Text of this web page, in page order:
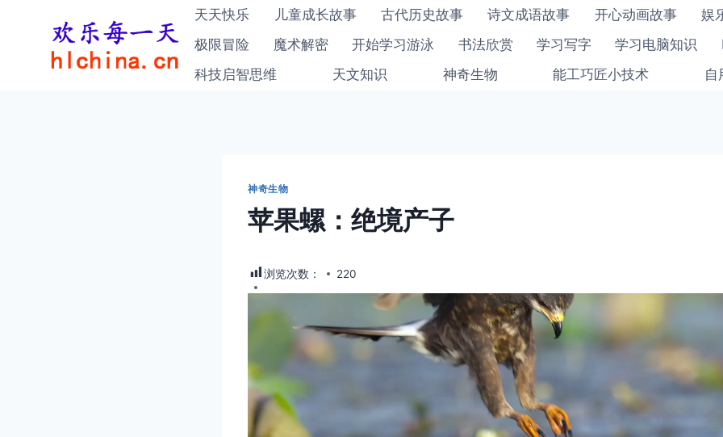
天天快乐 儿童成长故事 古代历史故事 诗文成语故事 开心动画故事
娱
极限冒险
魔术解密 开始学习游泳 书法欣赏 学习写字 学习电脑知识
科技启智思维
天文知识 神奇生物 能工巧匠小技术 自
神奇生物
苹果螺：绝境产子
浏览次数： 220